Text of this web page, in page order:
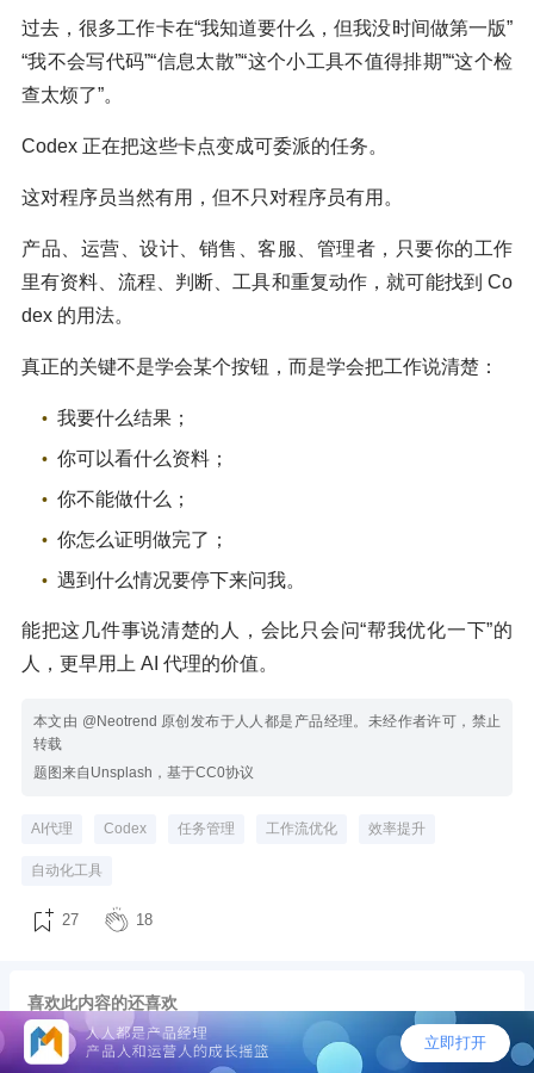
过去，很多工作卡在“我知道要什么，但我没时间做第一版”
“我不会写代码”“信息太散”“这个小工具不值得排期”“这个检
查太烦了”。
Codex 正在把这些卡点变成可委派的任务。
这对程序员当然有用，但不只对程序员有用。
产品、运营、设计、销售、客服、管理者，只要你的工作
里有资料、流程、判断、工具和重复动作，就可能找到 Co
dex 的用法。
真正的关键不是学会某个按钮，而是学会把工作说清楚：
我要什么结果；
你可以看什么资料；
你不能做什么；
你怎么证明做完了；
遇到什么情况要停下来问我。
能把这几件事说清楚的人，会比只会问“帮我优化一下”的
人，更早用上 AI 代理的价值。
本文由 @Neotrend 原创发布于人人都是产品经理。未经作者许可，禁止
转载
题图来自Unsplash，基于CC0协议
AI代理 Codex 任务管理 工作流优化 效率提升
自动化工具
27 18
喜欢此内容的还喜欢
K3技术报告揭秘：同样堆万亿参数，为什